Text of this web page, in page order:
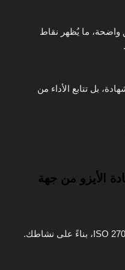
واضحة، ما يُظهر نقاط
بل تتابع الأداء من
الأيزو من جهة